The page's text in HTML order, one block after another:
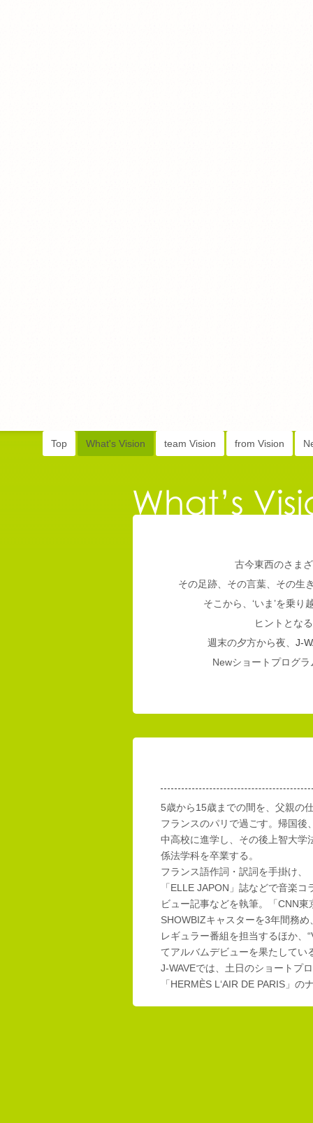
Top What's Vision team Vision from Vision
古今東西のさま
その足跡、その言葉、その生
そこから、‘いま’を乗
ヒントとな
週末の夕方から夜、 J-
Newショートプログ
5歳から15歳までの間を、父親の
フランスのパリで過ごす。帰国後
中高校に進学し、その後上智大学
係法学科を卒業する。
フランス語作詞・訳詞を手掛け、
「ELLE JAPON」誌などで音楽コ
ビュー記事などを執筆。「CNN東
SHOWBIZキャスターを3年間務め
レギュラー番組を担当するほか、
てアルバムデビューを果たしてい
J-WAVEでは、土日のショートプ
「HERMÈS L‘AIR DE PARIS」